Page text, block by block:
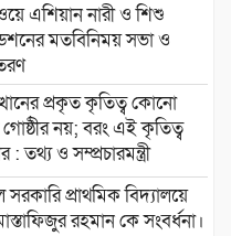
এশিয়ান নারী ও শিশু
মতবিনিময় সভা ও
প্রকৃত কৃতিত্ব কোনো
নয়; বরং এই কৃতিত্ব
তথ্য ও সম্প্রচারমন্ত্রী
প্রাথমিক বিদ্যালয়ে
রহমান কে সংবর্ধনা।